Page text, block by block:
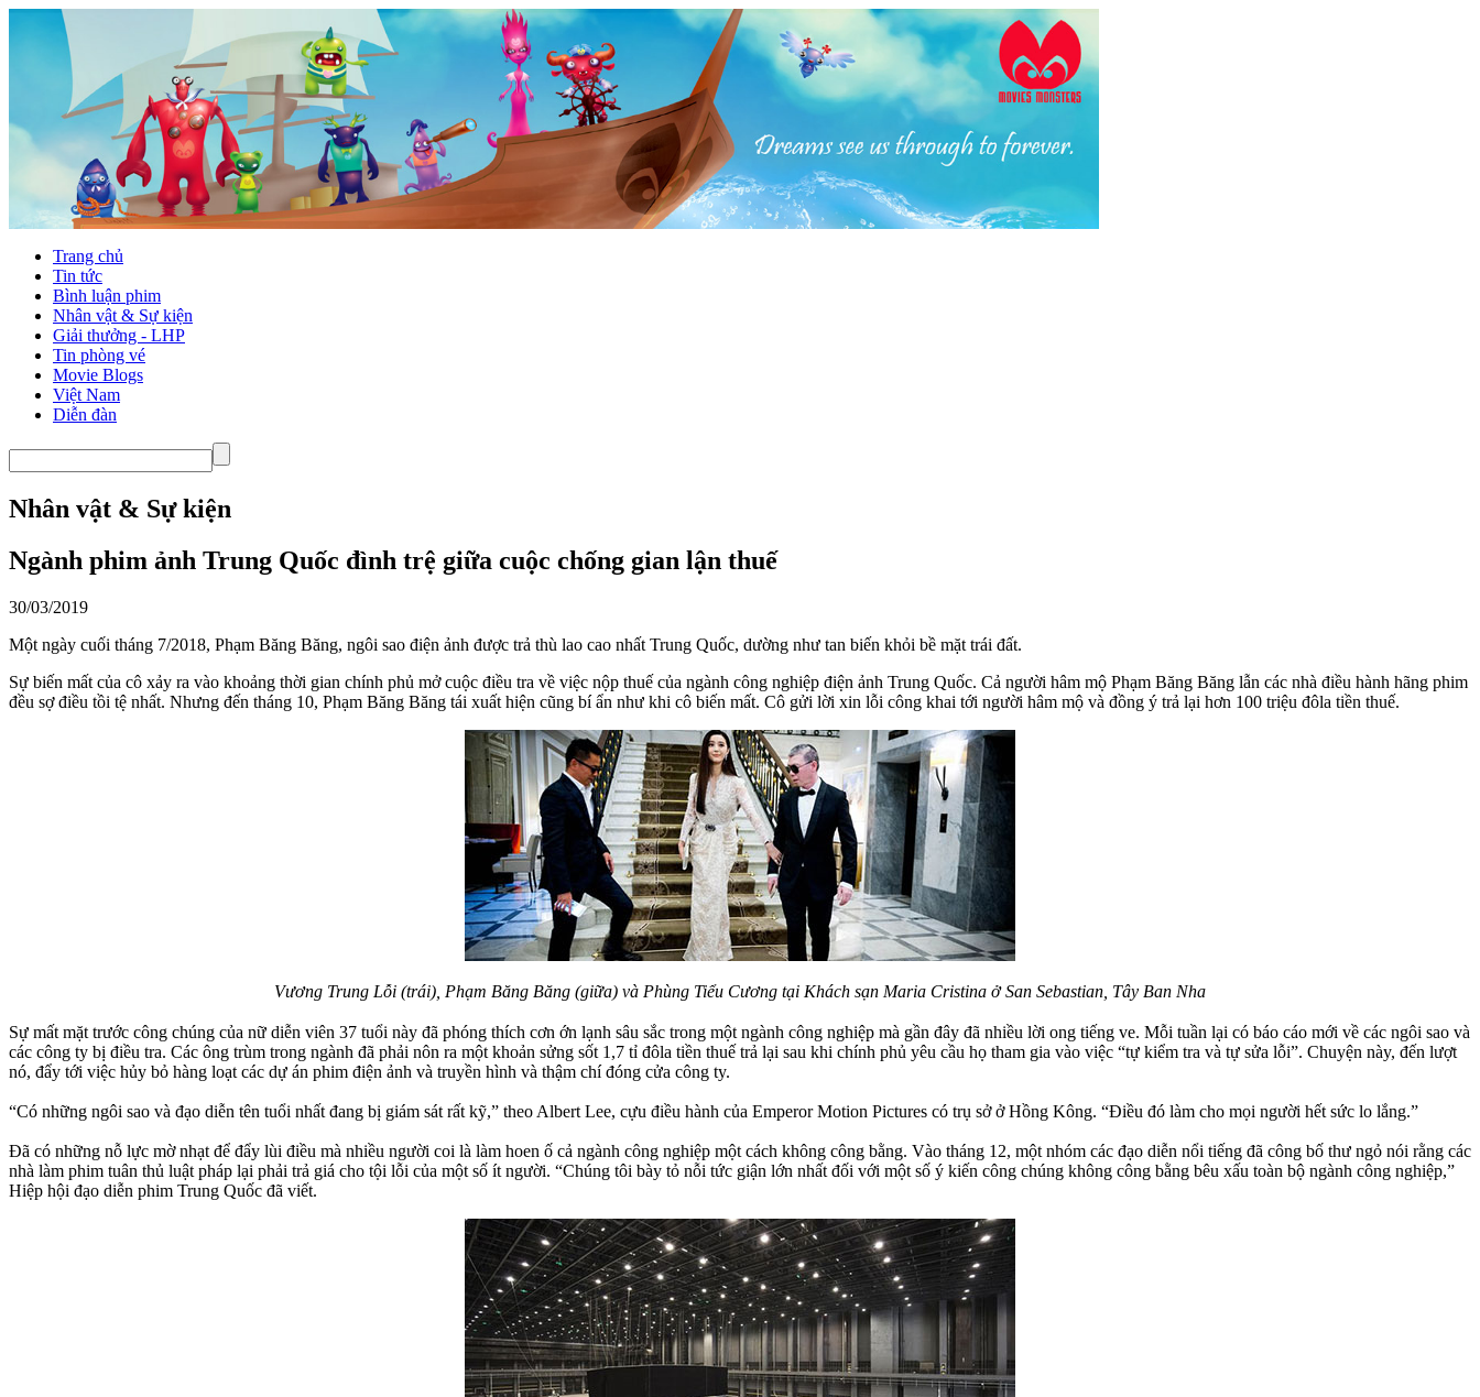
Trang chủ
Tin tức
Bình luận phim
Nhân vật & Sự kiện
Giải thưởng - LHP
Tin phòng vé
Movie Blogs
Việt Nam
Diễn đàn
Nhân vật & Sự kiện
Ngành phim ảnh Trung Quốc đình trệ giữa cuộc chống gian lận thuế
30/03/2019
Một ngày cuối tháng 7/2018, Phạm Băng Băng, ngôi sao điện ảnh được trả thù lao cao nhất Trung Quốc, dường như tan biến khỏi bề mặt trái đất.
Sự biến mất của cô xảy ra vào khoảng thời gian chính phủ mở cuộc điều tra về việc nộp thuế của ngành công nghiệp điện ảnh Trung Quốc. Cả người hâm mộ Phạm Băng Băng lẫn các nhà điều hành hãng phim
đều sợ điều tồi tệ nhất. Nhưng đến tháng 10, Phạm Băng Băng tái xuất hiện cũng bí ẩn như khi cô biến mất. Cô gửi lời xin lỗi công khai tới người hâm mộ và đồng ý trả lại hơn 100 triệu đôla tiền thuế.
Vương Trung Lỗi (trái), Phạm Băng Băng (giữa) và Phùng Tiểu Cương tại Khách sạn Maria Cristina ở San Sebastian, Tây Ban Nha
Sự mất mặt trước công chúng của nữ diễn viên 37 tuổi này đã phóng thích cơn ớn lạnh sâu sắc trong một ngành công nghiệp mà gần đây đã nhiều lời ong tiếng ve. Mỗi tuần lại có báo cáo mới về các ngôi sao và
các công ty bị điều tra. Các ông trùm trong ngành đã phải nôn ra một khoản sửng sốt 1,7 tỉ đôla tiền thuế trả lại sau khi chính phủ yêu cầu họ tham gia vào việc “tự kiểm tra và tự sửa lỗi”. Chuyện này, đến lượt
nó, đẩy tới việc hủy bỏ hàng loạt các dự án phim điện ảnh và truyền hình và thậm chí đóng cửa công ty.
“Có những ngôi sao và đạo diễn tên tuổi nhất đang bị giám sát rất kỹ,” theo Albert Lee, cựu điều hành của Emperor Motion Pictures có trụ sở ở Hồng Kông. “Điều đó làm cho mọi người hết sức lo lắng.”
Đã có những nỗ lực mờ nhạt để đẩy lùi điều mà nhiều người coi là làm hoen ố cả ngành công nghiệp một cách không công bằng. Vào tháng 12, một nhóm các đạo diễn nổi tiếng đã công bố thư ngỏ nói rằng các
nhà làm phim tuân thủ luật pháp lại phải trả giá cho tội lỗi của một số ít người. “Chúng tôi bày tỏ nỗi tức giận lớn nhất đối với một số ý kiến công chúng không công bằng bêu xấu toàn bộ ngành công nghiệp,”
Hiệp hội đạo diễn phim Trung Quốc đã viết.